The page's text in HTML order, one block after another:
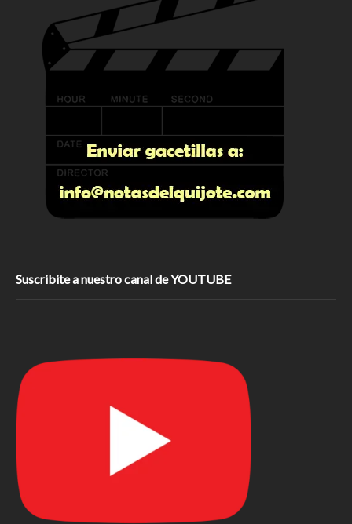
Suscribite a nuestro canal de YOUTUBE